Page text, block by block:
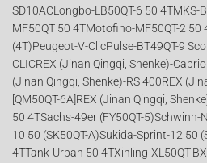
SD10ACLongbo-LB50QT-6 50 4TMKS-
MF50QT 50 4TMotofino-MF50QT-2
(4T)Peugeot-V-ClicPulse-BT49QT-9
CLICREX (Jinan Qingqi, Shenke)-
(Jinan Qingqi, Shenke)-RS 400REX
[QM50QT-6A]REX (Jinan Qingqi,
50 4TSachs-49er (FY50QT-
10 50 (SK50QT-A)Sukida-Sprint-12 50
4TTank-Urban 50 4TXinling-XL50QT-